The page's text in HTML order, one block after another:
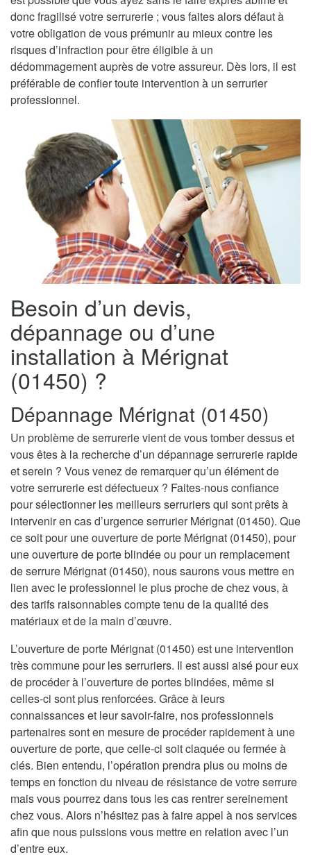
donc fragilisé votre serrurerie ; vous faites alors défaut à
votre obligation de vous prémunir au mieux contre les
risques d’infraction pour être éligible à un
dédommagement auprès de votre assureur. Dès lors, il est
préférable de confier toute intervention à un serrurier
professionnel.
Besoin d’un devis,
dépannage ou d’une
installation à Mérignat
(01450) ?
Dépannage Mérignat (01450)
Un problème de serrurerie vient de vous tomber dessus et
vous êtes à la recherche d’un dépannage serrurerie rapide
et serein ? Vous venez de remarquer qu’un élément de
votre serrurerie est défectueux ? Faites-nous confiance
pour sélectionner les meilleurs serruriers qui sont prêts à
intervenir en cas d’urgence serrurier Mérignat (01450). Que
ce soit pour une ouverture de porte Mérignat (01450), pour
une ouverture de porte blindée ou pour un remplacement
de serrure Mérignat (01450), nous saurons vous mettre en
lien avec le professionnel le plus proche de chez vous, à
des tarifs raisonnables compte tenu de la qualité des
matériaux et de la main d’œuvre.
L’ouverture de porte Mérignat (01450) est une intervention
très commune pour les serruriers. Il est aussi aisé pour eux
de procéder à l’ouverture de portes blindées, même si
celles-ci sont plus renforcées. Grâce à leurs
connaissances et leur savoir-faire, nos professionnels
partenaires sont en mesure de procéder rapidement à une
ouverture de porte, que celle-ci soit claquée ou fermée à
clés. Bien entendu, l’opération prendra plus ou moins de
temps en fonction du niveau de résistance de votre serrure
mais vous pourrez dans tous les cas rentrer sereinement
chez vous. Alors n’hésitez pas à faire appel à nos services
afin que nous puissions vous mettre en relation avec l’un
d’entre eux.